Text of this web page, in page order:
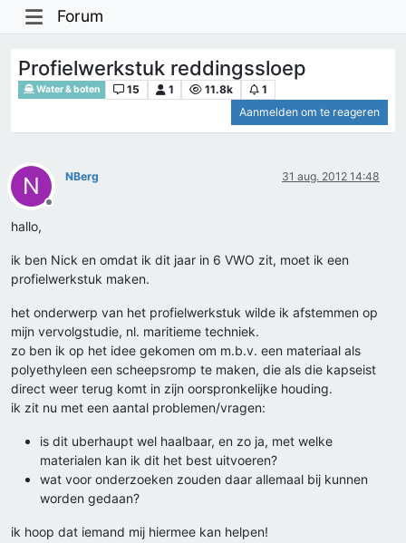
Forum
Profielwerkstuk reddingssloep
Water & boten 15 1 11.8k
1
Aanmelden om te reageren
N
Offline
NBerg 31 aug. 2012 14:48
hallo,
ik ben Nick en omdat ik dit jaar in 6 VWO zit, moet ik een
profielwerkstuk maken.
het onderwerp van het profielwerkstuk wilde ik afstemmen op
mijn vervolgstudie, nl. maritieme techniek.
zo ben ik op het idee gekomen om m.b.v. een materiaal als
polyethyleen een scheepsromp te maken, die als die kapseist
direct weer terug komt in zijn oorspronkelijke houding.
ik zit nu met een aantal problemen/vragen:
is dit uberhaupt wel haalbaar, en zo ja, met welke
materialen kan ik dit het best uitvoeren?
wat voor onderzoeken zouden daar allemaal bij kunnen
worden gedaan?
ik hoop dat iemand mij hiermee kan helpen!